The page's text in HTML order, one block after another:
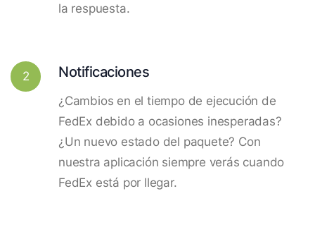
la respuesta.
2 Notificaciones
¿Cambios en el tiempo de ejecución de
FedEx debido a ocasiones inesperadas?
¿Un nuevo estado del paquete? Con
nuestra aplicación siempre verás cuando
FedEx está por llegar.